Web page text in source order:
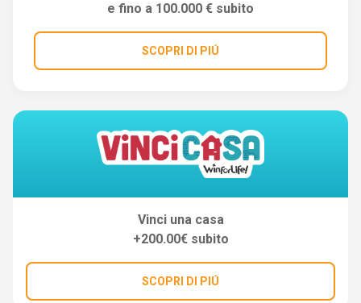
e fino a 100.000 € subito
SCOPRI DI PIÚ
Vinci una casa
+200.00€ subito
SCOPRI DI PIÚ